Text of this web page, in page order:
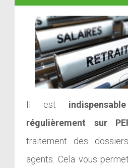
Il est
régulièrement sur
traitement des
agents. Cela vous